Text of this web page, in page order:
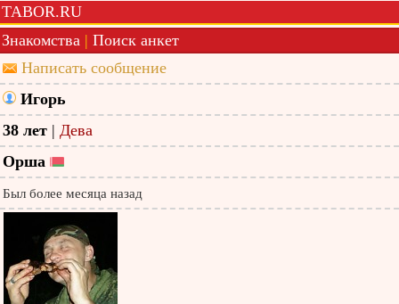
TABOR.RU
Знакомства | Поиск анкет
Написать сообщение
Игорь
38 лет | Дева
Орша
Был более месяца назад